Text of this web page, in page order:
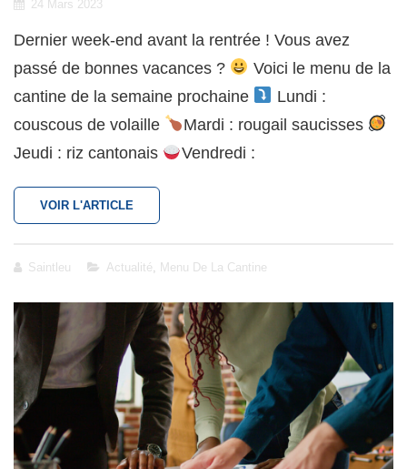
Posted
24 Mars 2023
Dernier week-end avant la rentrée ! Vous avez
passé de bonnes vacances ?
Voici le menu de la
cantine de la semaine prochaine
Lundi :
couscous de volaille
Mardi : rougail saucisses
Jeudi : riz cantonais
Vendredi :
VOIR L'ARTICLE
SCOLAIRE
DU
AU
31
MARS
2023
Saintleu
Cat
Actualité Menu De La Cantine